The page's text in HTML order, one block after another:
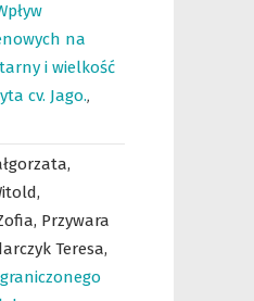
na
i wielkość
cv. Jago.,
Przywara
Teresa,